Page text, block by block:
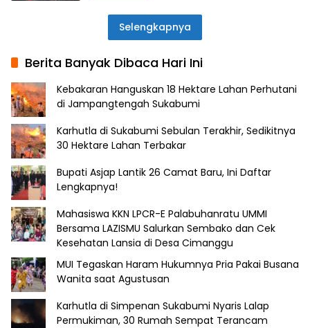
Selengkapnya
Berita Banyak Dibaca Hari Ini
Kebakaran Hanguskan 18 Hektare Lahan Perhutani
di Jampangtengah Sukabumi
Karhutla di Sukabumi Sebulan Terakhir, Sedikitnya
30 Hektare Lahan Terbakar
Bupati Asjap Lantik 26 Camat Baru, Ini Daftar
Lengkapnya!
Mahasiswa KKN LPCR-E Palabuhanratu UMMI
Bersama LAZISMU Salurkan Sembako dan Cek
Kesehatan Lansia di Desa Cimanggu
MUI Tegaskan Haram Hukumnya Pria Pakai Busana
Wanita saat Agustusan
Karhutla di Simpenan Sukabumi Nyaris Lalap
Permukiman, 30 Rumah Sempat Terancam